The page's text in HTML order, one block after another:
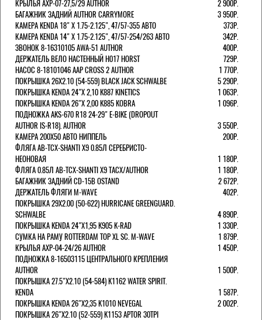
КРЫЛЬЯ AXP-07-27,5/29 AUTHOR
2 900Р.
БАГАЖНИК ЗАДНИЙ AUTHOR CARRYMORE
3 950Р.
КАМЕРА KENDA 18" Х 1.75-2.125", 47/57-355 АВТО
373Р.
КАМЕРА KENDA 14" Х 1.75-2.125", 47/57-254/263 АВТО
342Р.
ЗВОНОК 8-16310105 AWA-51 AUTHOR
400Р.
ДЕРЖАТЕЛЬ ВЕЛО НАСТЕННЫЙ H017 HORST
729Р.
НАСОС 8-18101046 AAP CROSS 2 AUTHOR
1 770Р.
ПОКРЫШКА 26X2.10 (54-559) BLACK JACK SCHWALBE
5 290Р.
ПОКРЫШКА KENDA 24"Х 2,10 K887 KINETICS
1 063Р.
ПОКРЫШКА KENDA 26"Х 2,00 K885 KOBRA
1 096Р.
ПОДНОЖКА AKS-670 R18 24-29" E-BIKE (DROPOUT
AUTHOR IS-R18). AUTHOR
3 550Р.
КАМЕРА 200Х50 АВТО НИППЕЛЬ
200Р.
ФЛЯГА AB-TCX-SHANTI X9 0.85Л СЕРЕБРИСТО-
НЕОНОВАЯ
1 180Р.
ФЛЯГА 0.85Л AB-TCX-SHANTI X9 TACX/AUTHOR
1 180Р.
БАГАЖНИК ЗАДНИЙ CD-15B OSTAND
2 672Р.
ДЕРЖАТЕЛЬ ФЛЯГИ M-WAVE
402Р.
ПОКРЫШКА 29X2.00 (50-622) HURRICANE GREENGUARD.
SCHWALBE
4 890Р.
ПОКРЫШКА KENDA 24"Х1,95 K905 K-RAD
1 330Р.
СУМКА НА РАМУ ROTTERDAM TOP XL SC. M-WAVE
1 879Р.
КРЫЛЬЯ AXP-04-24/26 AUTHOR
1 450Р.
ПОДНОЖКА 8-16503115 ЦЕНТРАЛЬНОГО КРЕПЛЕНИЯ
AUTHOR
1 500Р.
ПОКРЫШКА 27.5"Х2.10 (54-584) K1162 WATER SPIRIT.
KENDA
1 587Р.
ПОКРЫШКА KENDA 26"Х2,35 K1010 NEVEGAL
2 002Р.
ПОКРЫШКА 26"Х2.10 (52-559) K1153 APTOR 30TPI